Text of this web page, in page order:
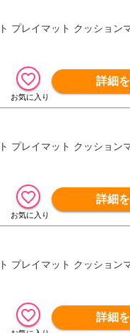
プレイマット クッション
詳細
プレイマット クッション
詳細
プレイマット クッション
詳細